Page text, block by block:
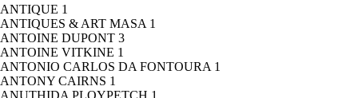
ANTIQUE 1
ANTIQUES & ART MASA 1
ANTOINE DUPONT 3
ANTOINE VITKINE 1
ANTONIO CARLOS DA FONTOURA 1
ANTONY CAIRNS 1
ANUTHIDA PLOYPETCH 1